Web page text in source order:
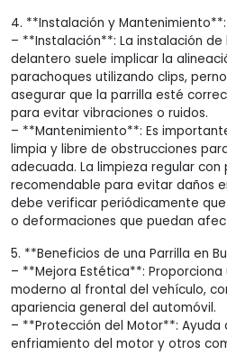
4. **Instalación y Mantenimiento**:
– **Instalación**: La instalación
delantero suele implicar la
parachoques utilizando clips,
asegurar que la parrilla esté
para evitar vibraciones o ruidos.
– **Mantenimiento**: Es
limpia y libre de obstrucciones
adecuada. La limpieza regular
recomendable para evitar daños
debe verificar periódicamente
o deformaciones que puedan
5. **Beneficios de una Parrilla en
– **Mejora Estética**:
moderno al frontal del vehículo,
apariencia general del automóvil.
– **Protección del Motor**:
enfriamiento del motor y otros